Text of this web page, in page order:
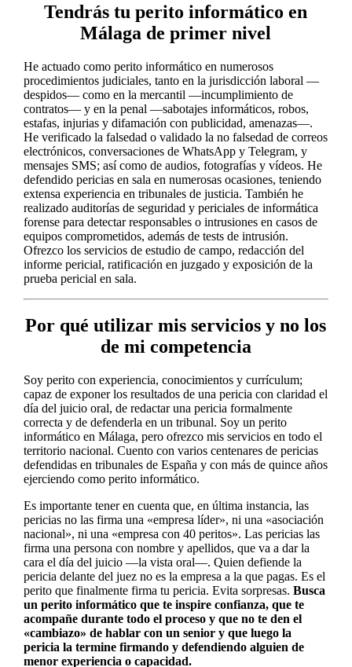
Tendrás tu perito informático en
Málaga de primer nivel
He actuado como perito informático en numerosos
procedimientos judiciales, tanto en la jurisdicción laboral —
despidos— como en la mercantil —incumplimiento de
contratos— y en la penal —sabotajes informáticos, robos,
estafas, injurias y difamación con publicidad, amenazas—.
He verificado la falsedad o validado la no falsedad de correos
electrónicos, conversaciones de WhatsApp y Telegram, y
mensajes SMS; así como de audios, fotografías y vídeos. He
defendido pericias en sala en numerosas ocasiones, teniendo
extensa experiencia en tribunales de justicia. También he
realizado auditorías de seguridad y periciales de informática
forense para detectar responsables o intrusiones en casos de
equipos comprometidos, además de tests de intrusión.
Ofrezco los servicios de estudio de campo, redacción del
informe pericial, ratificación en juzgado y exposición de la
prueba pericial en sala.
Por qué utilizar mis servicios y no los
de mi competencia
Soy perito con experiencia, conocimientos y currículum;
capaz de exponer los resultados de una pericia con claridad el
día del juicio oral, de redactar una pericia formalmente
correcta y de defenderla en un tribunal. Soy un perito
informático en Málaga, pero ofrezco mis servicios en todo el
territorio nacional. Cuento con varios centenares de pericias
defendidas en tribunales de España y con más de quince años
ejerciendo como perito informático.
Es importante tener en cuenta que, en última instancia, las
pericias no las firma una «empresa líder», ni una «asociación
nacional», ni una «empresa con 40 peritos». Las pericias las
firma una persona con nombre y apellidos, que va a dar la
cara el día del juicio —la vista oral—. Quien defiende la
pericia delante del juez no es la empresa a la que pagas. Es el
perito que finalmente firma tu pericia. Evita sorpresas. Busca
un perito informático que te inspire confianza, que te
acompañe durante todo el proceso y que no te den el
«cambiazo» de hablar con un senior y que luego la
pericia la termine firmando y defendiendo alguien de
menor experiencia o capacidad.